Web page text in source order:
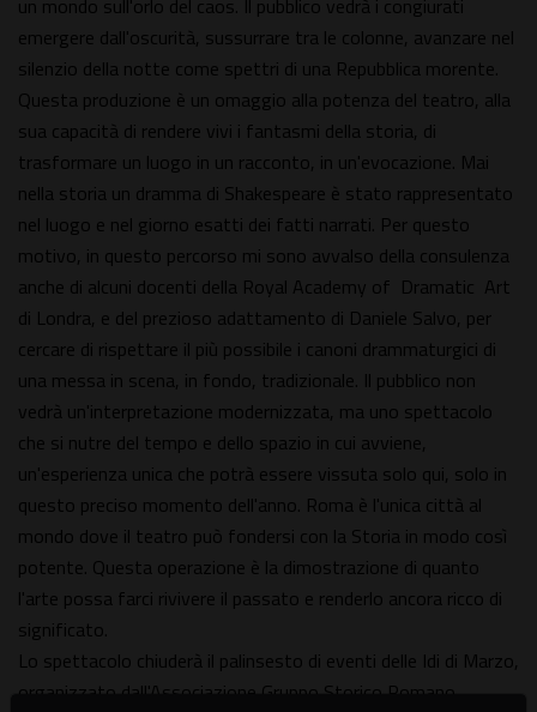
un mondo sull'orlo del caos. Il pubblico vedrà i congiurati
emergere dall'oscurità, sussurrare tra le colonne, avanzare nel
silenzio della notte come spettri di una Repubblica morente.
Questa produzione è un omaggio alla potenza del teatro, alla
sua capacità di rendere vivi i fantasmi della storia, di
trasformare un luogo in un racconto, in un'evocazione. Mai
nella storia un dramma di Shakespeare è stato rappresentato
nel luogo e nel giorno esatti dei fatti narrati. Per questo
motivo, in questo percorso mi sono avvalso della consulenza
anche di alcuni docenti della Royal Academy of Dramatic Art
di Londra, e del prezioso adattamento di Daniele Salvo, per
cercare di rispettare il più possibile i canoni drammaturgici di
una messa in scena, in fondo, tradizionale. Il pubblico non
vedrà un'interpretazione modernizzata, ma uno spettacolo
che si nutre del tempo e dello spazio in cui avviene,
un'esperienza unica che potrà essere vissuta solo qui, solo in
questo preciso momento dell'anno. Roma è l'unica città al
mondo dove il teatro può fondersi con la Storia in modo così
potente. Questa operazione è la dimostrazione di quanto
l'arte possa farci rivivere il passato e renderlo ancora ricco di
significato.
Lo spettacolo chiuderà il palinsesto di eventi delle Idi di Marzo,
organizzato dall'Associazione Gruppo Storico Romano.